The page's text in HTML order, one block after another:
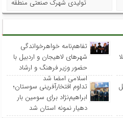
تولیدی شهرک صنعتی منطقه
تفاهم‌نامه خواهرخواندگی
شهرهای لاهیجان و اردبیل با
حضور وزیر فرهنگ و ارشاد
اسلامی امضا شد
تداوم افتخارآفرینی سوستان؛
ابراهیم‌نژاد برای سومین بار
دهیار نمونه استان شد